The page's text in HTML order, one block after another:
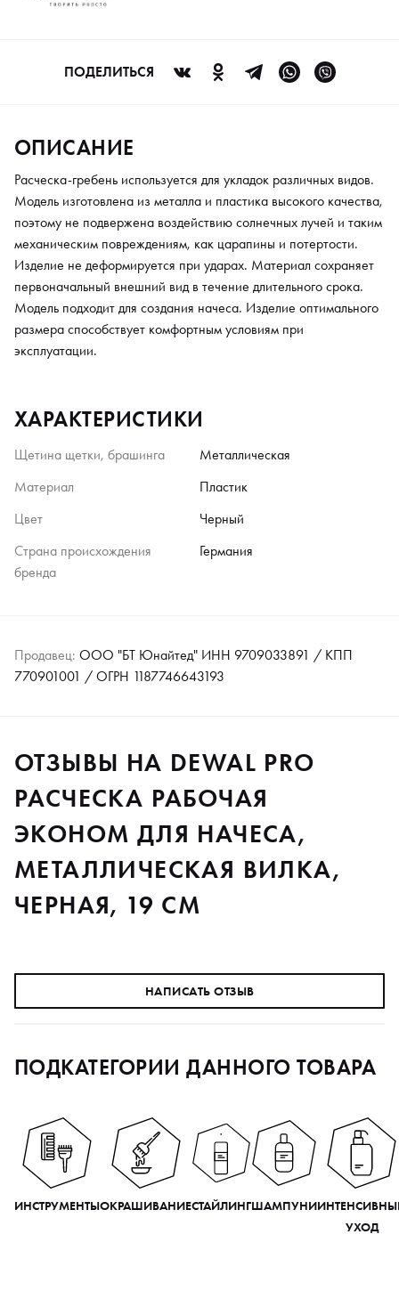
ПОДЕЛИТЬСЯ
ОПИСАНИЕ
Расческа-гребень используется для укладок различных видов.
Модель изготовлена из металла и пластика высокого качества,
поэтому не подвержена воздействию солнечных лучей и таким
механическим повреждениям, как царапины и потертости.
Изделие не деформируется при ударах. Материал сохраняет
первоначальный внешний вид в течение длительного срока.
Модель подходит для создания начеса. Изделие оптимального
размера способствует комфортным условиям при
эксплуатации.
ХАРАКТЕРИСТИКИ
Щетина щетки, брашинга
Металлическая
Материал
Пластик
Цвет
Черный
Страна происхождения
бренда
Германия
Продавец: ООО "БТ Юнайтед" ИНН 9709033891 / КПП
770901001 / ОГРН 1187746643193
ОТЗЫВЫ НА DEWAL PRO
РАСЧЕСКА РАБОЧАЯ
ЭКОНОМ ДЛЯ НАЧЕСА,
МЕТАЛЛИЧЕСКАЯ ВИЛКА,
ЧЕРНАЯ, 19 СМ
НАПИСАТЬ ОТЗЫВ
ПОДКАТЕГОРИИ ДАННОГО ТОВАРА
ИНСТРУМЕНТЫОКРАШИВАНИЕСТАЙЛИНГШАМПУНИ
УХОД